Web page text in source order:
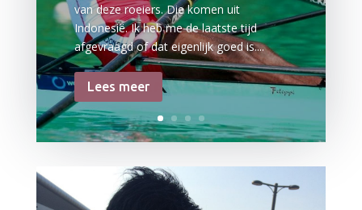
van deze roeiers. Die komen uit
Indonesië. Ik heb me de laatste tijd
afgevraagd of dat eigenlijk goed is....
Lees meer